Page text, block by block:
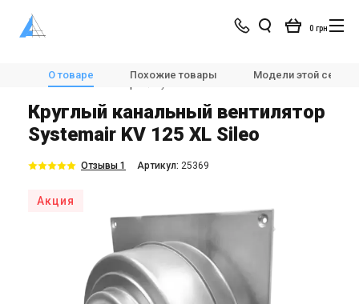
0 грн
Магазин Вентиляция
Вентиляторы
Канальные вентиляторы
Systemair KV 125 XL Sileo
О товаре Похожие товары Модели этой серии
Круглый канальный вентилятор
Systemair KV 125 XL Sileo
Отзывы 1 Aртикул: 25369
Акция